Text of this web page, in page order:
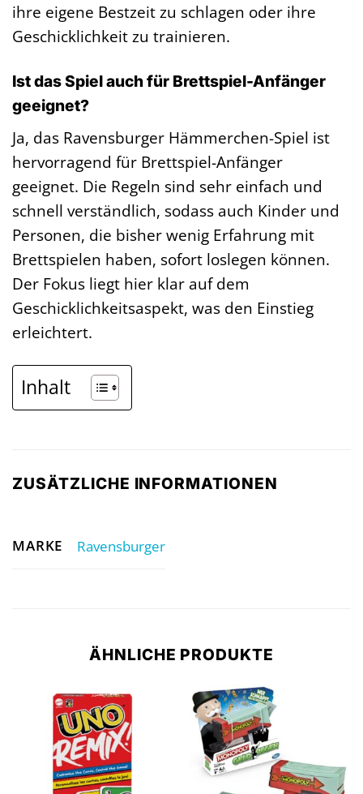
ihre eigene Bestzeit zu schlagen oder ihre
Geschicklichkeit zu trainieren.
Ist das Spiel auch für Brettspiel-Anfänger
geeignet?
Ja, das Ravensburger Hämmerchen-Spiel ist
hervorragend für Brettspiel-Anfänger
geeignet. Die Regeln sind sehr einfach und
schnell verständlich, sodass auch Kinder und
Personen, die bisher wenig Erfahrung mit
Brettspielen haben, sofort loslegen können.
Der Fokus liegt hier klar auf dem
Geschicklichkeitsaspekt, was den Einstieg
erleichtert.
Inhalt
ZUSÄTZLICHE INFORMATIONEN
MARKE Ravensburger
ÄHNLICHE PRODUKTE